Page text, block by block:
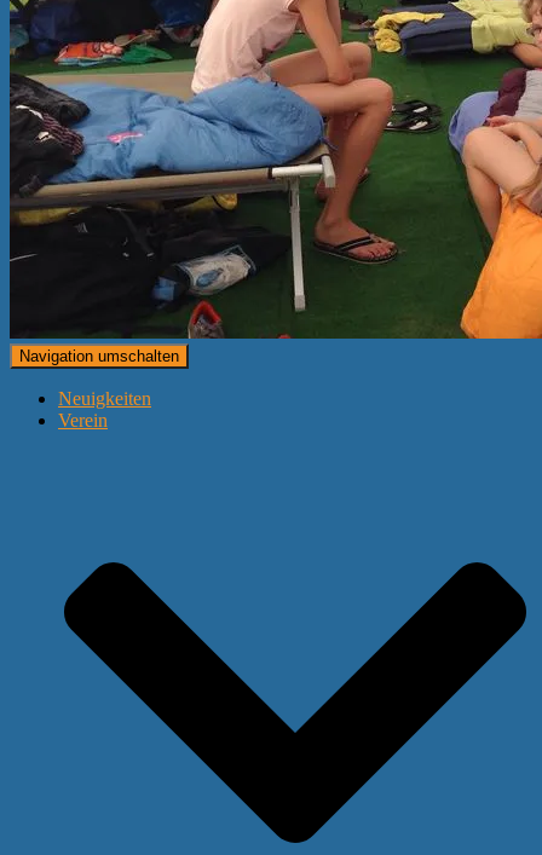
Navigation umschalten
Neuigkeiten
Verein